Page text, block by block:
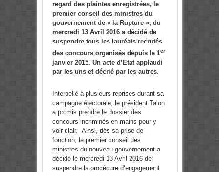
regard des plaintes enregistrées, le
premier conseil des ministres du
gouvernement de « la Rupture », du
mercredi 13 Avril 2016 a décidé de
suspendre tous les lauréats recrutés
des concours organisés depuis le 1er
janvier 2015. Un acte d’Etat applaudi
par les uns et décrié par les autres.
Interpellé à plusieurs reprises durant sa
campagne électorale, le président Talon
a promis prendre le dossier des
concours incriminés en mains pour y
voir clair. Ainsi, dès sa prise de
fonction, le premier conseil des
ministres du nouveau gouvernement a
décidé le mercredi 13 Avril 2016 de
suspendre la procédure d’engagement